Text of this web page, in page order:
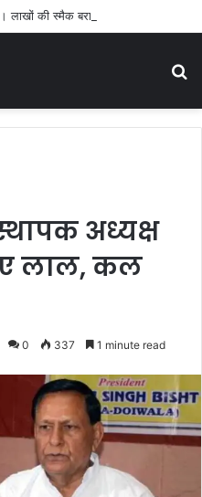
लाखों की स्मैक बरामद
अध्यक्ष
लाल, कल
0 337 1 minute read